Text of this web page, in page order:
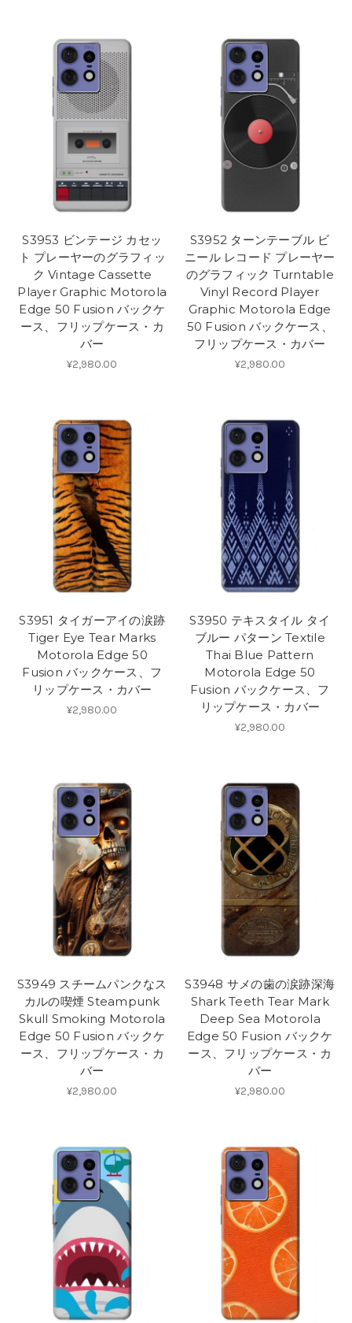
S3953 ビンテージ カセッ
ト プレーヤーのグラフィッ
ク Vintage Cassette
Player Graphic Motorola
Edge 50 Fusion バックケ
ース、フリップケース・カ
バー
¥2,980.00
S3952 ターンテーブル ビ
ニール レコード プレーヤー
のグラフィック Turntable
Vinyl Record Player
Graphic Motorola Edge
50 Fusion バックケース、
フリップケース・カバー
¥2,980.00
S3951 タイガーアイの涙跡
Tiger Eye Tear Marks
Motorola Edge 50
Fusion バックケース、フ
リップケース・カバー
¥2,980.00
S3950 テキスタイル タイ
ブルー パターン Textile
Thai Blue Pattern
Motorola Edge 50
Fusion バックケース、フ
リップケース・カバー
¥2,980.00
S3949 スチームパンクなス
カルの喫煙 Steampunk
Skull Smoking Motorola
Edge 50 Fusion バックケ
ース、フリップケース・カ
バー
¥2,980.00
S3948 サメの歯の涙跡深海
Shark Teeth Tear Mark
Deep Sea Motorola
Edge 50 Fusion バックケ
ース、フリップケース・カ
バー
¥2,980.00